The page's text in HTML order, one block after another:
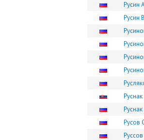
Русин
Русин
Русов